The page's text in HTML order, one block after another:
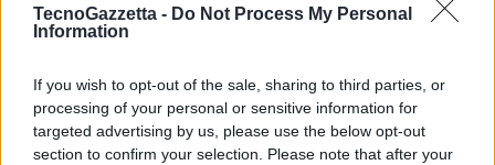
TecnoGazzetta - Do Not Process My Personal
Information
If you wish to opt-out of the sale, sharing to third parties, or
processing of your personal or sensitive information for
targeted advertising by us, please use the below opt-out
section to confirm your selection. Please note that after your
valore dei nostri partner. Saremo fautori di innumerevoli
innovazioni”.
Alberto Puppo, CEO di Silicon Lake:
Mi occupo di digitale dal 1986
e a guidarmi è sempre stata la volontà di rimettere al centro
l’innovazione. Questa partnership con Sport Digital House credo sia